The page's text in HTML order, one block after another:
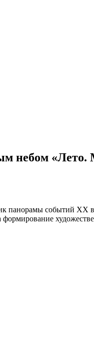
небом «Лето.
панорамы событий XX